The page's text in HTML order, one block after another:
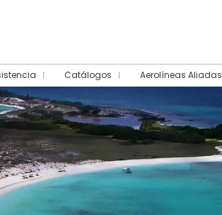
Catálogos Aerolíneas Aliadas